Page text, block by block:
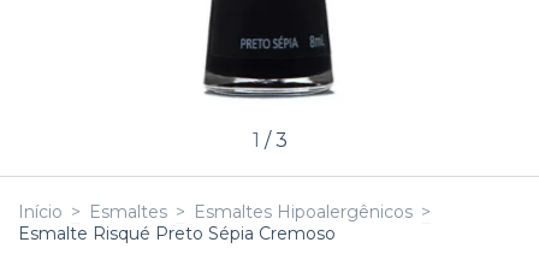
1 /3
Início > Esmaltes > Esmaltes Hipoalergênicos >
Esmalte Risqué Preto Sépia Cremoso